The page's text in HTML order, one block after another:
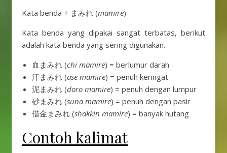
Kata benda + まみれ (mamire)
Kata benda yang dipakai sangat terbatas, berikut
adalah kata benda yang sering digunakan.
血まみれ (chi mamire) = berlumur darah
汗まみれ (ase mamire) = penuh keringat
泥まみれ (doro mamire) = penuh dengan lumpur
砂まみれ (suna mamire) = penuh dengan pasir
借金まみれ (shakkin mamire) = banyak hutang
Contoh kalimat